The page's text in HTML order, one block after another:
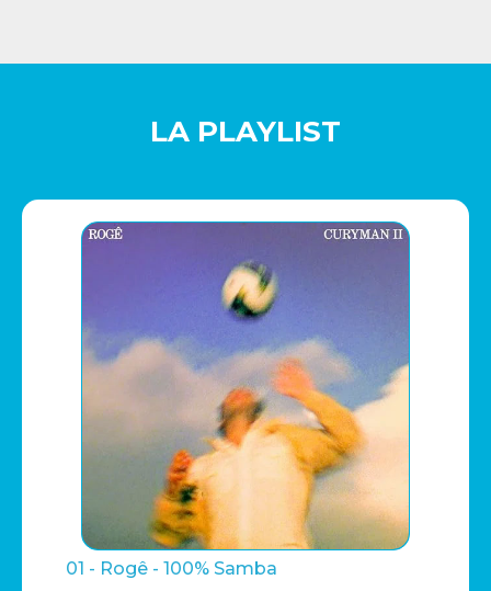
LA PLAYLIST
01 - Rogê - 100% Samba